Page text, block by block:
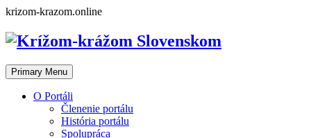
Skip
content
krizom-krazom.online
Primary Menu
O Portáli
Členenie portálu
História portálu
Spolupráca